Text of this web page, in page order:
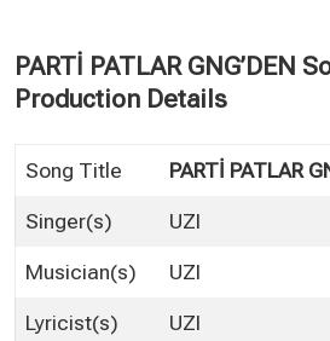
PARTİ PATLAR GNG’DEN
Production Details
Song Title PARTİ PATLAR
Singer(s) UZI
Musician(s) UZI
Lyricist(s) UZI